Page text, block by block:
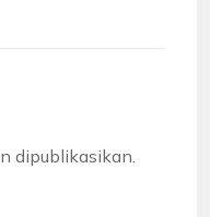
dipublikasikan.